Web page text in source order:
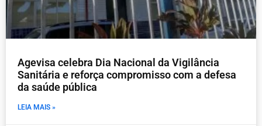
Agevisa celebra Dia Nacional da Vigilância
Sanitária e reforça compromisso com a defesa
da saúde pública
LEIA MAIS »